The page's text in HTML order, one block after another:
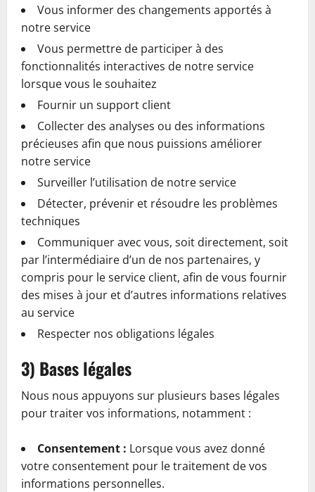
Vous informer des changements apportés à
notre service
Vous permettre de participer à des
fonctionnalités interactives de notre service
lorsque vous le souhaitez
Fournir un support client
Collecter des analyses ou des informations
précieuses afin que nous puissions améliorer
notre service
Surveiller l’utilisation de notre service
Détecter, prévenir et résoudre les problèmes
techniques
Communiquer avec vous, soit directement, soit
par l’intermédiaire d’un de nos partenaires, y
compris pour le service client, afin de vous fournir
des mises à jour et d’autres informations relatives
au service
Respecter nos obligations légales
3) Bases légales
Nous nous appuyons sur plusieurs bases légales
pour traiter vos informations, notamment :
Consentement : Lorsque vous avez donné
votre consentement pour le traitement de vos
informations personnelles.